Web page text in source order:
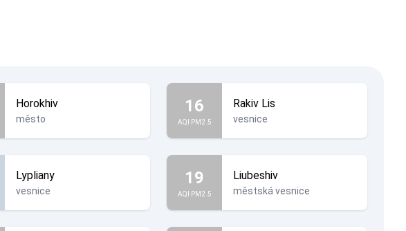
Horokhiv
město
16
AQI PM2.5
Rakiv Lis
vesnice
Lypliany
vesnice
19
AQI PM2.5
Liubeshiv
městská vesnice